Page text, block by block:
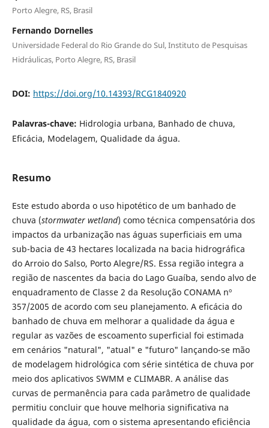
Porto Alegre, RS, Brasil
Fernando Dornelles
Universidade Federal do Rio Grande do Sul, Instituto de Pesquisas
Hidráulicas, Porto Alegre, RS, Brasil
DOI: https://doi.org/10.14393/RCG1840920
Palavras-chave: Hidrologia urbana, Banhado de chuva,
Eficácia, Modelagem, Qualidade da água.
Resumo
Este estudo aborda o uso hipotético de um banhado de
chuva (stormwater wetland) como técnica compensatória dos
impactos da urbanização nas águas superficiais em uma
sub-bacia de 43 hectares localizada na bacia hidrográfica
do Arroio do Salso, Porto Alegre/RS. Essa região integra a
região de nascentes da bacia do Lago Guaíba, sendo alvo de
enquadramento de Classe 2 da Resolução CONAMA nº
357/2005 de acordo com seu planejamento. A eficácia do
banhado de chuva em melhorar a qualidade da água e
regular as vazões de escoamento superficial foi estimada
em cenários "natural", "atual" e "futuro" lançando-se mão
de modelagem hidrológica com série sintética de chuva por
meio dos aplicativos SWMM e CLIMABR. A análise das
curvas de permanência para cada parâmetro de qualidade
permitiu concluir que houve melhoria significativa na
qualidade da água, com o sistema apresentando eficiência